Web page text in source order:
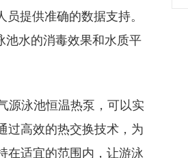
提供准确的数据支持。
池水的消毒效果和水质平
源泳池恒温热泵，可以实
过高效的热交换技术，为
在适宜的范围内，让游泳